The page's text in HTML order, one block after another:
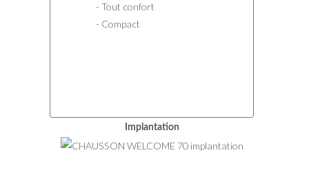
- Tout confort
- Compact
Implantation